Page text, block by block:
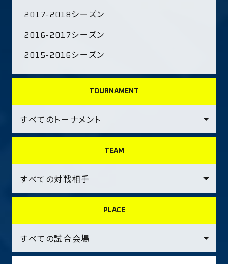
2017-2018シーズン
2016-2017シーズン
2015-2016シーズン
TOURNAMENT
TEAM
PLACE